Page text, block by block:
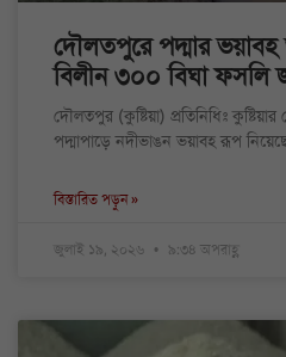
দৌলতপুরে পদ্মার ভয়াবহ
বিলীন ৩০০ বিঘা ফসলি
দৌলতপুর (কুষ্টিয়া) প্রতিনিধিঃ
পদ্মাপাড়ে নদীভাঙন ভয়াবহ রূপ
বিস্তারিত পড়ুন »
জুলাই ১৯, ২০২৬ ৯:৩৪ অপরাহ্ণ